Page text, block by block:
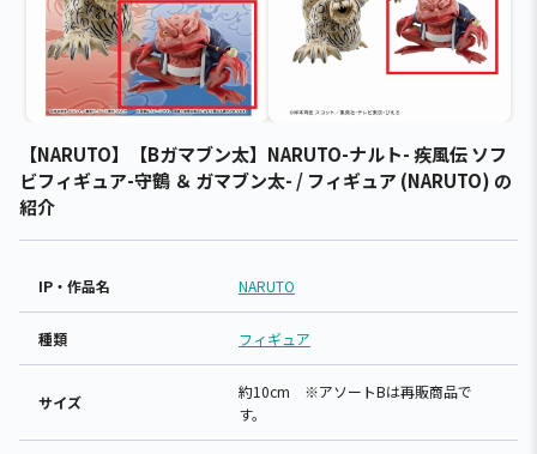
【NARUTO】【Bガマブン太】NARUTO-ナルト- 疾風伝 ソフ
ビフィギュア-守鶴 ＆ ガマブン太- / フィギュア (NARUTO) の
紹介
IP・作品名 NARUTO
種類 フィギュア
サイズ
約10cm ※アソートBは再販商品で
す。